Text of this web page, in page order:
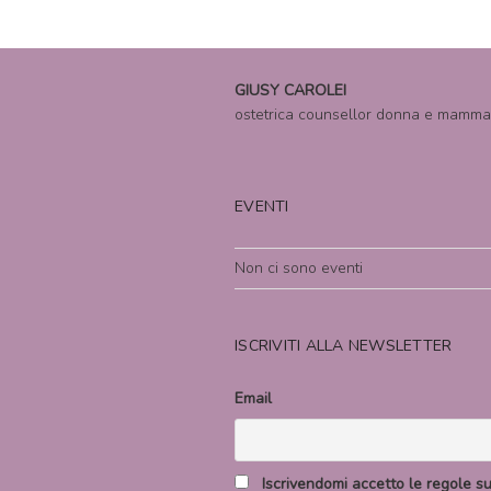
GIUSY CAROLEI
ostetrica counsellor donna e mamma
EVENTI
Non ci sono eventi
ISCRIVITI ALLA NEWSLETTER
Email
Iscrivendomi accetto le regole